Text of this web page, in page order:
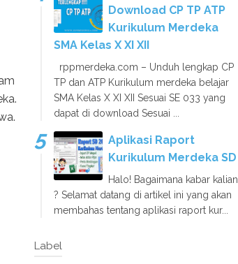
Download CP TP ATP
Kurikulum Merdeka
SMA Kelas X XI XII
rppmerdeka.com – Unduh lengkap CP
TP dan ATP Kurikulum merdeka belajar
SMA Kelas X XI XII Sesuai SE 033 yang
dapat di download Sesuai ...
Aplikasi Raport
Kurikulum Merdeka SD
Halo! Bagaimana kabar kalian
? Selamat datang di artikel ini yang akan
membahas tentang aplikasi raport kur...
Label